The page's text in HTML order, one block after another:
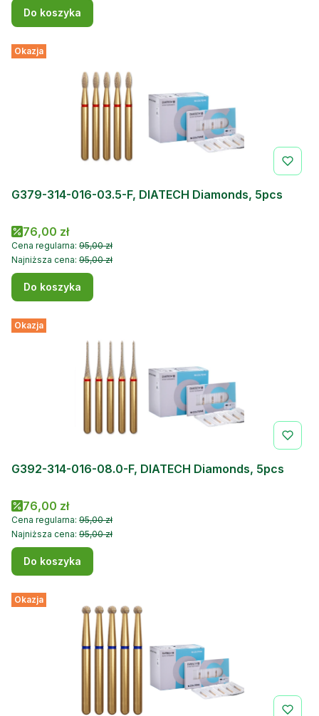
Do koszyka
Okazja
G379-314-016-03.5-F, DIATECH Diamonds, 5pcs
Cena promocyjna
76,00 zł
Cena regularna: 95,00 zł
Najniższa cena: 95,00 zł
Do koszyka
Okazja
G392-314-016-08.0-F, DIATECH Diamonds, 5pcs
Cena promocyjna
76,00 zł
Cena regularna: 95,00 zł
Najniższa cena: 95,00 zł
Do koszyka
Okazja